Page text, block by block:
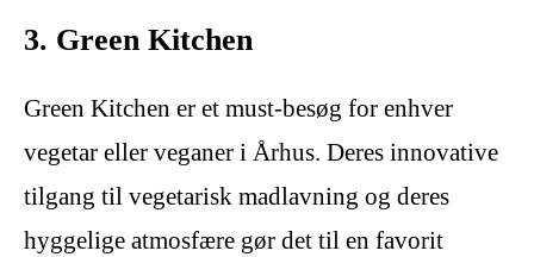
3. Green Kitchen
Green Kitchen er et must-besøg for enhver
vegetar eller veganer i Århus. Deres innovative
tilgang til vegetarisk madlavning og deres
hyggelige atmosfære gør det til en favorit